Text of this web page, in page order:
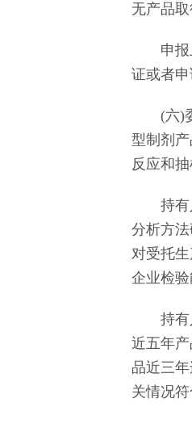
无产品
申报上
证或者
(六)委
型制剂
反应和
持有人
分析方
对受托
企业检
持有人
近五年
品近三
关情况